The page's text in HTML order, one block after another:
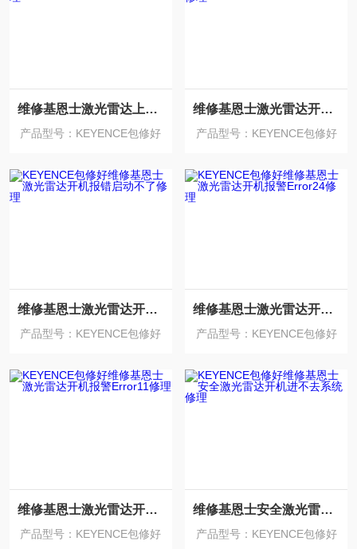
维修基恩士激光雷达上电不显示没反应修理
产品型号：KEYENCE包修好
维修基恩士激光雷达开机一直闪红灯报警修理
产品型号：KEYENCE包修好
维修基恩士激光雷达开机报错启动不了修理
产品型号：KEYENCE包修好
维修基恩士激光雷达开机报警Error24修理
产品型号：KEYENCE包修好
维修基恩士激光雷达开机报警Error11修理
产品型号：KEYENCE包修好
维修基恩士安全激光雷达开机进不去系统修理
产品型号：KEYENCE包修好